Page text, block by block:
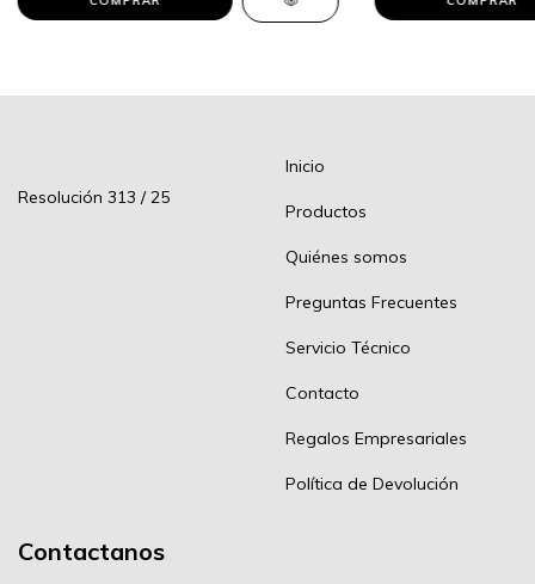
Resolución 313 / 25
Inicio
Productos
Quiénes somos
Preguntas Frecuentes
Servicio Técnico
Contacto
Regalos Empresariales
Política de Devolución
Contactanos